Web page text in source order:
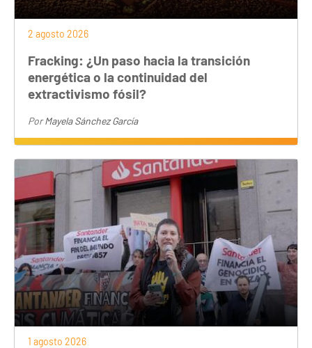
2 agosto 2026
Fracking: ¿Un paso hacia la transición
energética o la continuidad del
extractivismo fósil?
PorMayela Sánchez García
1 agosto 2026